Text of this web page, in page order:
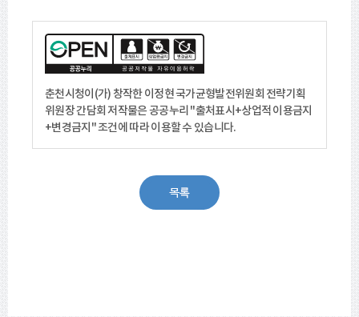
춘천시청이(가) 창작한이정현 국가균형발전위원회 전략기획
위원장 간담회저작물은 공공누리 "출처표시+상업적 이용금지
+변경금지"조건에 따라 이용할 수 있습니다.